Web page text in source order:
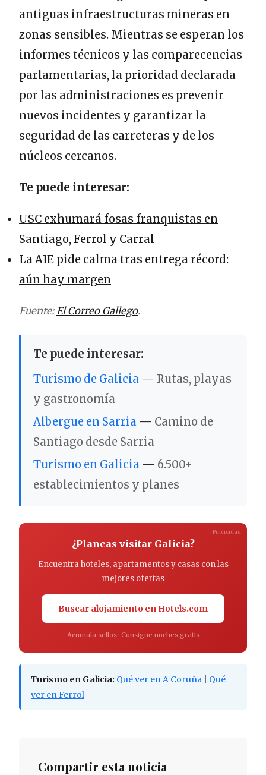
antiguas infraestructuras mineras en
zonas sensibles. Mientras se esperan los
informes técnicos y las comparecencias
parlamentarias, la prioridad declarada
por las administraciones es prevenir
nuevos incidentes y garantizar la
seguridad de las carreteras y de los
núcleos cercanos.
Te puede interesar:
USC exhumará fosas franquistas en
Santiago, Ferrol y Carral
La AIE pide calma tras entrega récord:
aún hay margen
Fuente:El Correo Gallego.
Te puede interesar:
Turismo de Galicia — Rutas, playas
y gastronomía
Albergue en Sarria — Camino de
Santiago desde Sarria
Turismo en Galicia — 6.500+
establecimientos y planes
¿Planeas visitar Galicia?
Encuentra hoteles, apartamentos y casas con las
mejores ofertas
Buscar alojamiento en Hotels.com
Acumula sellos · Consigue noches gratis
Publicidad
Turismo en Galicia: Qué ver en A Coruña
Qué
ver en Ferrol
Compartir esta noticia